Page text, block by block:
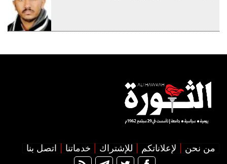
من نحن لإعلاناتكم للإشتراك خدماتنا اتصل بنا